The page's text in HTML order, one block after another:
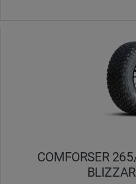
COMFORSER